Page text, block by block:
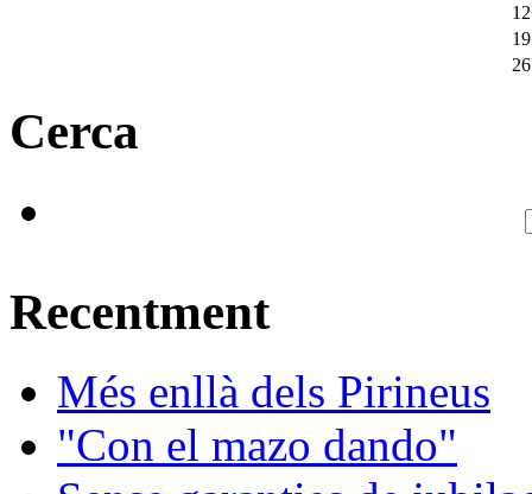
12
19
26
Cerca
Recentment
Més enllà dels Pirineus
"Con el mazo dando"